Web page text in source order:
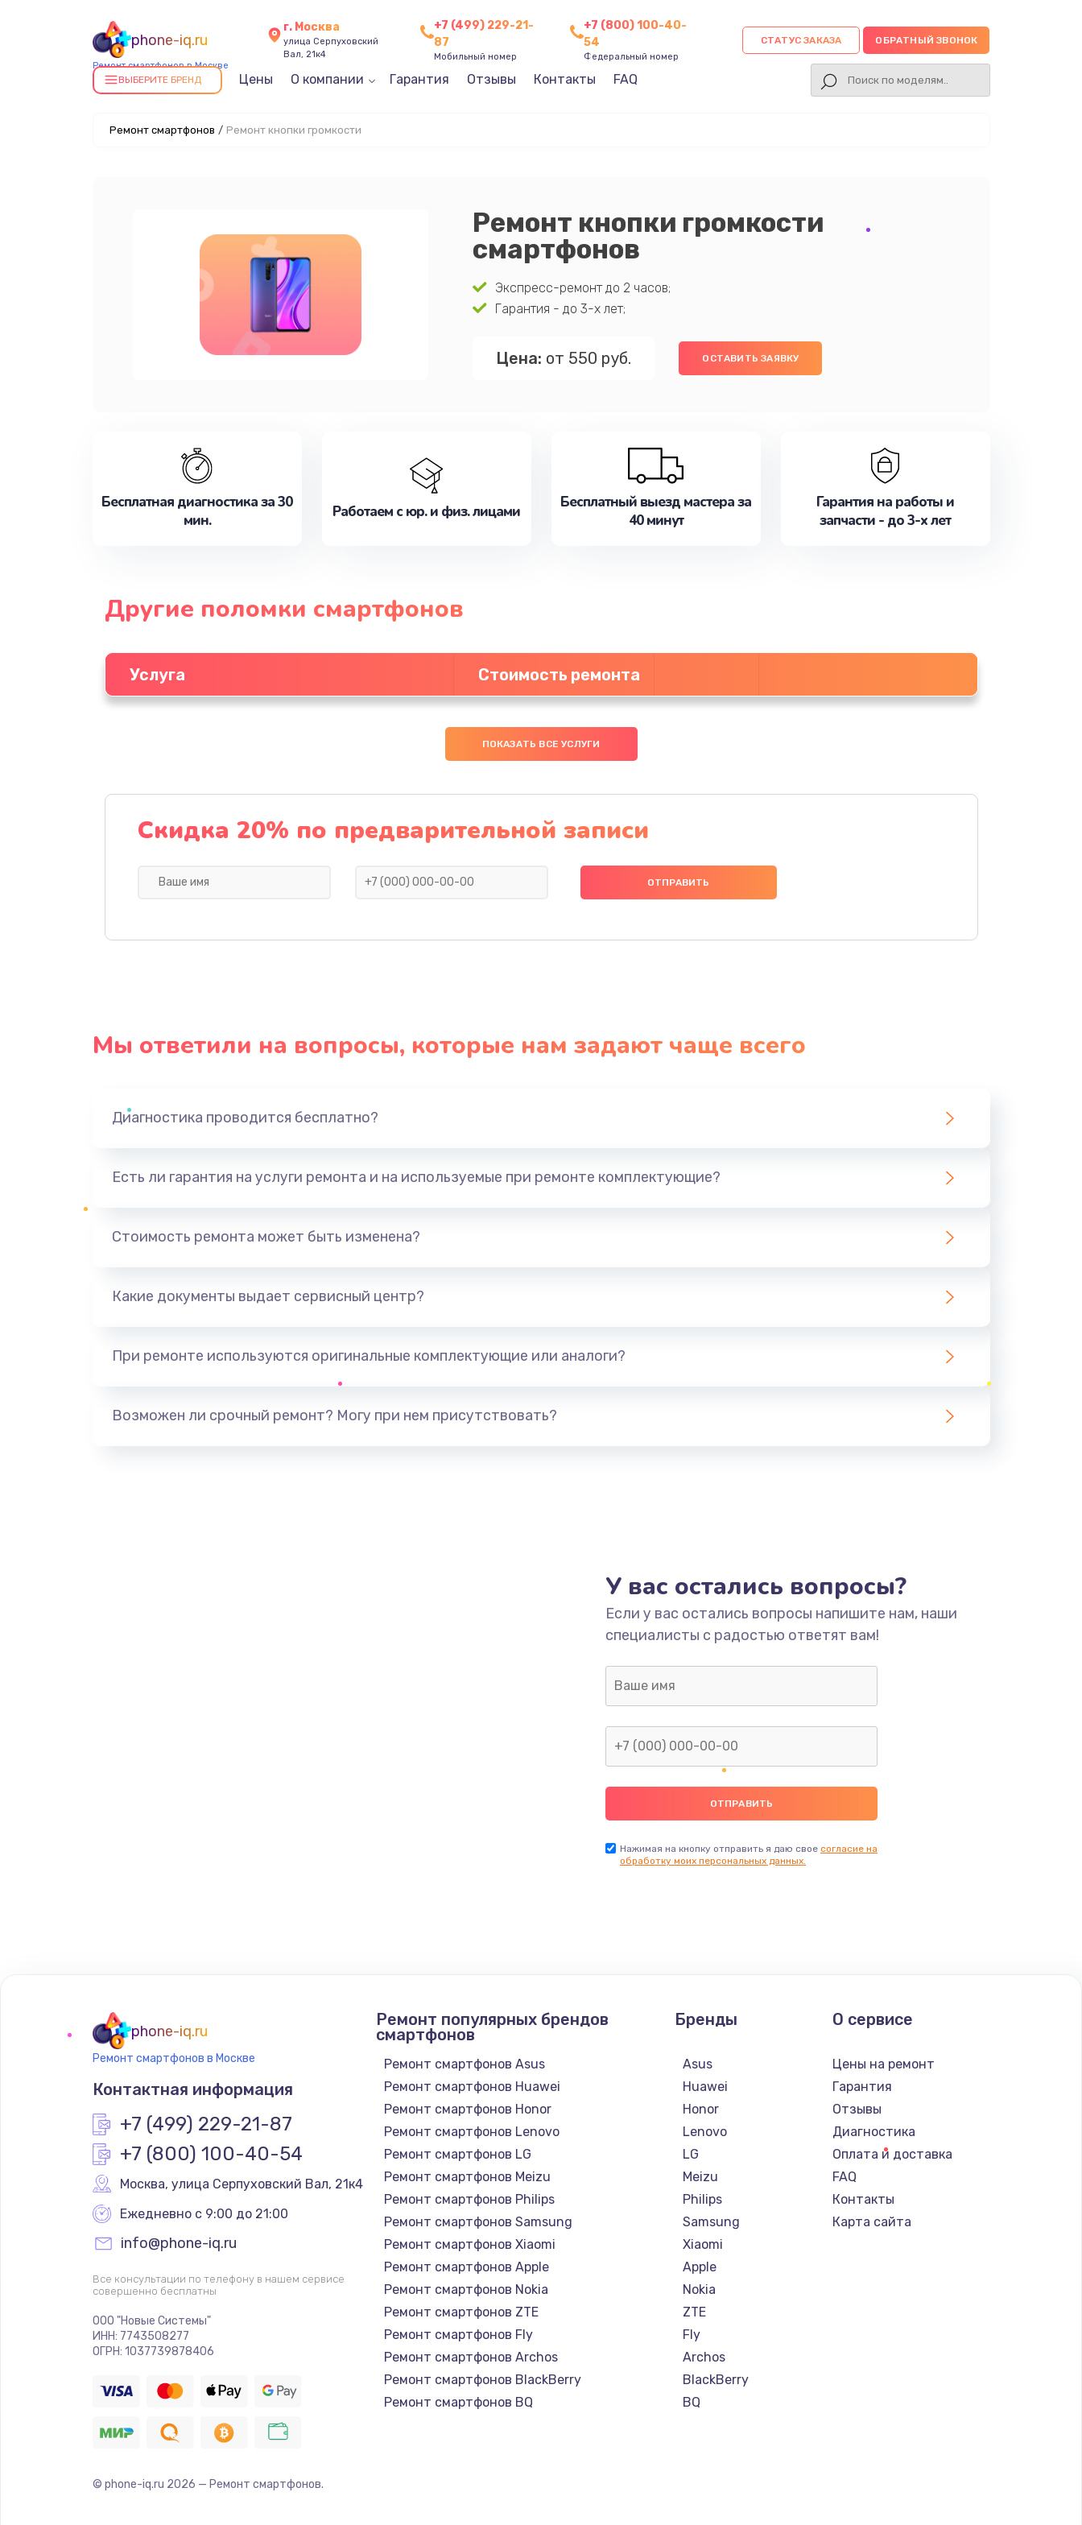
phone-iq.ru
Ремонт смартфонов в Москве
г. Москва
улица Серпуховский
Вал, 21к4
+7 (499) 229-21-
87
Мобильный номер
+7 (800) 100-40-
54
Федеральный номер
СТАТУС ЗАКАЗА ОБРАТНЫЙ ЗВОНОК
ВЫБЕРИТЕ БРЕНД Цены О компании Гарантия Отзывы Контакты FAQ
Ремонт смартфонов / Ремонт кнопки громкости
Ремонт кнопки громкости
смартфонов
Экспресс-ремонт до 2 часов;
Гарантия - до 3-х лет;
Цена: от 550 руб. ОСТАВИТЬ ЗАЯВКУ
Бесплатная диагностика за 30
мин.
Работаем с юр. и физ. лицами
Бесплатный выезд мастера за
40 минут
Гарантия на работы и
запчасти - до 3-х лет
Другие поломки смартфонов
Услуга Стоимость ремонта
ПОКАЗАТЬ ВСЕ УСЛУГИ
Скидка 20% по предварительной записи
Мы ответили на вопросы, которые нам задают чаще всего
Диагностика проводится бесплатно?
Есть ли гарантия на услуги ремонта и на используемые при ремонте комплектующие?
Стоимость ремонта может быть изменена?
Какие документы выдает сервисный центр?
При ремонте используются оригинальные комплектующие или аналоги?
Возможен ли срочный ремонт? Могу при нем присутствовать?
У вас остались вопросы?
Если у вас остались вопросы напишите нам, наши
специалисты с радостью ответят вам!
Нажимая на кнопку отправить я даю свое согласие на
обработку моих персональных данных.
phone-iq.ru
Ремонт смартфонов в Москве
Контактная информация
+7 (499) 229-21-87
+7 (800) 100-40-54
Москва, улица Серпуховский Вал, 21к4
Ежедневно с 9:00 до 21:00
info@phone-iq.ru
Все консультации по телефону в нашем сервисе
совершенно бесплатны
ООО "Новые Системы"
ИНН: 7743508277
ОГРН: 1037739878406
Ремонт популярных брендов
смартфонов
Ремонт смартфонов Asus
Ремонт смартфонов Huawei
Ремонт смартфонов Honor
Ремонт смартфонов Lenovo
Ремонт смартфонов LG
Ремонт смартфонов Meizu
Ремонт смартфонов Philips
Ремонт смартфонов Samsung
Ремонт смартфонов Xiaomi
Ремонт смартфонов Apple
Ремонт смартфонов Nokia
Ремонт смартфонов ZTE
Ремонт смартфонов Fly
Ремонт смартфонов Archos
Ремонт смартфонов BlackBerry
Ремонт смартфонов BQ
Бренды
Asus
Huawei
Honor
Lenovo
LG
Meizu
Philips
Samsung
Xiaomi
Apple
Nokia
ZTE
Fly
Archos
BlackBerry
BQ
О сервисе
Цены на ремонт
Гарантия
Отзывы
Диагностика
Оплата и доставка
FAQ
Контакты
Карта сайта
© phone-iq.ru 2026 — Ремонт смартфонов.